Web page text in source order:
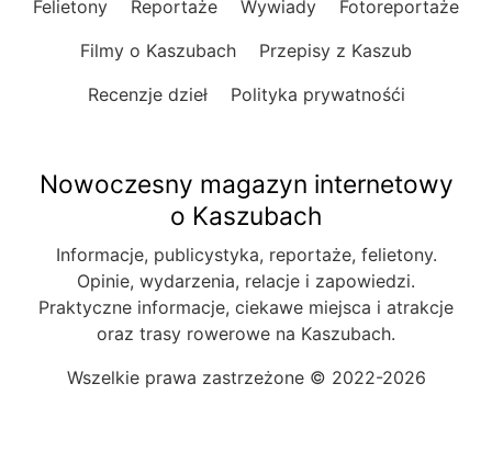
Felietony Reportaże Wywiady
Fotoreportaże
Filmy o Kaszubach
Przepisy z Kaszub
Recenzje dzieł
Polityka prywatnośći
Nowoczesny magazyn internetowy
o Kaszubach
Informacje, publicystyka, reportaże, felietony.
Opinie, wydarzenia, relacje i zapowiedzi.
Praktyczne informacje, ciekawe miejsca i atrakcje
oraz trasy rowerowe na Kaszubach.
Wszelkie prawa zastrzeżone © 2022-2026